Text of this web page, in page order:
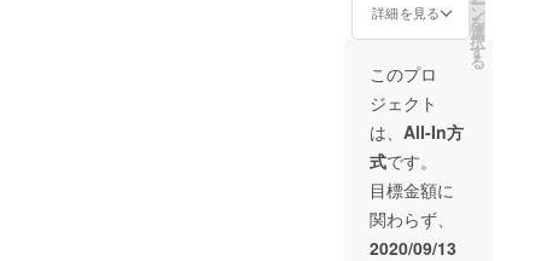
なく半
日くら
田使用
を自由
に相談
しても
ら出来
る限り
やりま
す。 ■
オリジ
時、必
希望の
をご記
入くだ
さい。
※ 掲載
不要の
方は、
リター
ン返信
ず備考
お名前
をご記
入くだ
さい。
※ 掲載
不要の
方は、
リター
ン返信
メール
をご提
供いた
しま
す。 ■
オリジ
ナルス
テッ
カーご
提供 ※
白黒1枚
づつ ■
お礼の
メッ
ポップ
コーン
とお飲
み物
（ソフ
トドリ
ンク）
をご提
供いた
しま
す。 ■
オリジ
ナルス
（複雑
な場合
や撮影
など作
りこみ
が必要
な場合
は別途
ご相
談） ※
来場時
の1度上
映にな
１５秒
から３
０秒程
度。 ※
ランハ
ンシャ
HP →
http://ru
n-
hun.co.j
p ■上映
前３０
秒程度
回） ※
簡易コ
ンテも
しくは
イメー
ジ動画
サンプ
ル提案
後制
作。 ※
撮影が
必要な
場合は
詳細を見る ン
を
選
択
す
る
このプロ
ジェクト
は、 All-In方
式です。
目標金額に
関わらず、
2020/09/13